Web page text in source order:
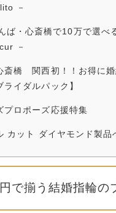
－
ば・心斎橋で10万で選
－
斎橋 関西初！！お得に婚
ライダルパック】
プロポーズ応援特集
カット ダイヤモンド製品
で揃う結婚指輪の